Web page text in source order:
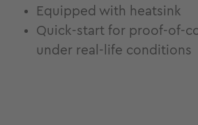
Equipped with heatsink
Quick-start for proof-of-
under real-life conditions